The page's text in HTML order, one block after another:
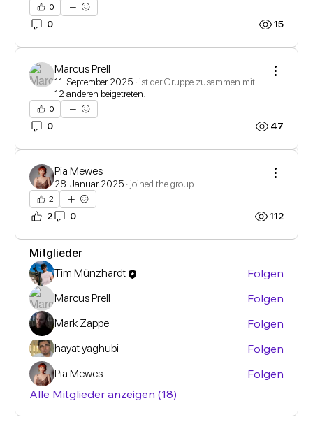
0
0 15
Marcus Prell
11. September 2025 · ist der Gruppe zusammen mit
12 anderen beigetreten
0
0 47
Pia Mewes
28. Januar 2025 · joined the group.
2
2 0 112
Info
Willkommen in der Gruppe! Hier können sich
Mitglieder austau
Weiterlesen
Mitglieder
Tim Münzhardt
Folgen
Marcus Prell Folgen
Mark Zappe Folgen
hayat yaghubi Folgen
Pia Mewes
Folgen
Alle Mitglieder anzeigen (18)